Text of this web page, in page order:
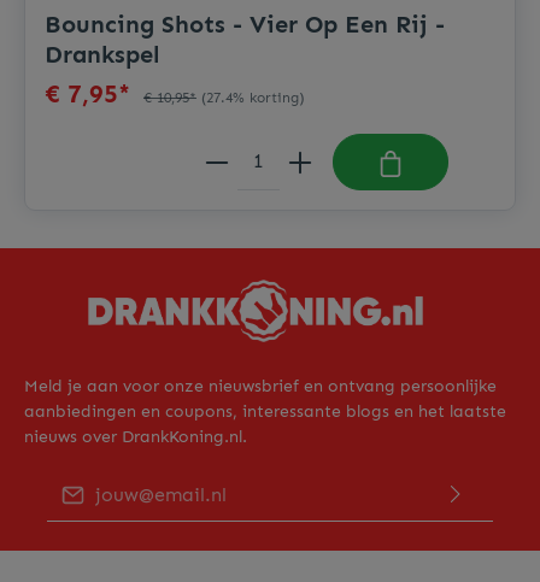
Bouncing Shots - Vier Op Een Rij -
Drankspel
€ 7,95* € 10,95* (27.4% korting)
Meld je aan voor onze nieuwsbrief en ontvang persoonlijke
aanbiedingen en coupons, interessante blogs en het laatste
nieuws over DrankKoning.nl.